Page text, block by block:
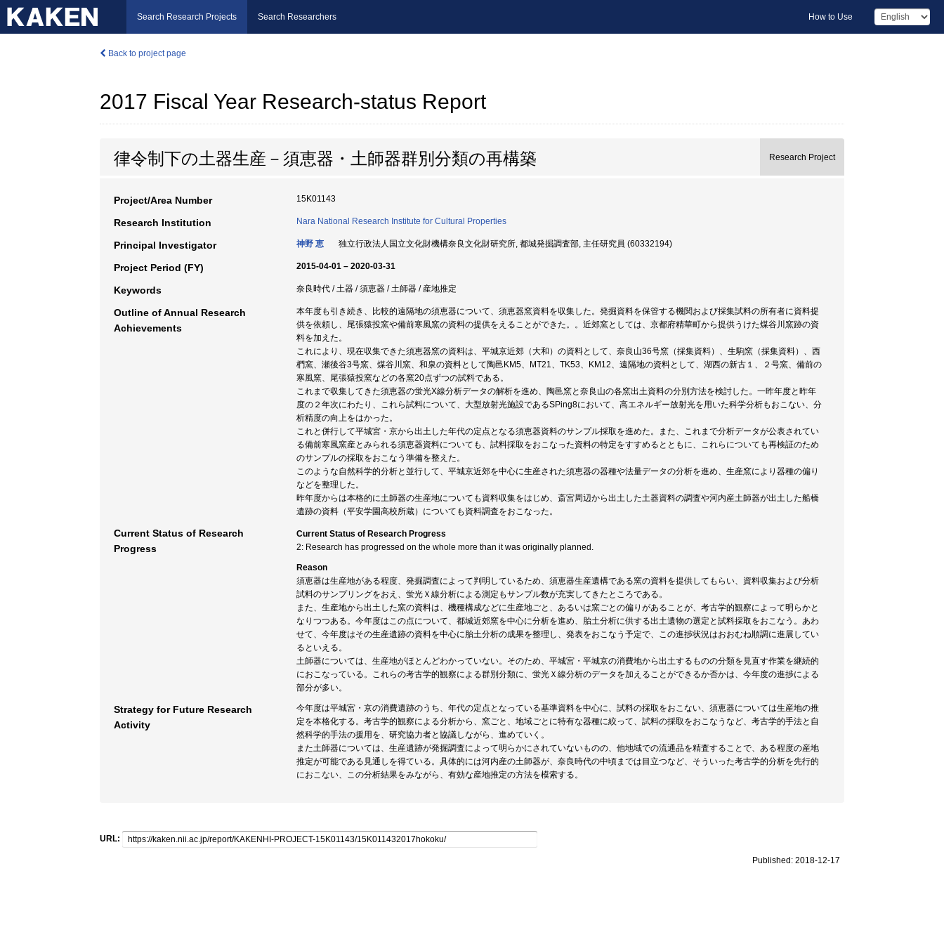
Search Research Projects Search Researchers How to Use
Back to project page
2017 Fiscal Year Research-status Report
律令制下の土器生産－須恵器・土師器群別分類の再構築 Research Project
Project/Area Number 15K01143
Research Institution Nara National Research Institute for Cultural Properties
Principal Investigator 神野 恵 独立行政法人国立文化財機構奈良文化財研究所, 都城発掘調査部, 主任研究員 (60332194)
Project Period (FY) 2015-04-01 – 2020-03-31
Keywords 奈良時代 / 土器 / 須恵器 / 土師器 / 産地推定
Outline of Annual Research
Achievements
本年度も引き続き、比較的遠隔地の須恵器について、須恵器窯資料を収集した。発掘資料を保管する機関および採集試料の所有者に資料提
供を依頼し、尾張猿投窯や備前寒風窯の資料の提供をえることができた。。近郊窯としては、京都府精華町から提供うけた煤谷川窯跡の資
料を加えた。
これにより、現在収集できた須恵器窯の資料は、平城京近郊（大和）の資料として、奈良山36号窯（採集資料）、生駒窯（採集資料）、西
椚窯、瀬後谷3号窯、煤谷川窯、和泉の資料として陶邑KM5、MT21、TK53、KM12、遠隔地の資料として、湖西の新古１、２号窯、備前の
寒風窯、尾張猿投窯などの各窯20点ずつの試料である。
これまで収集してきた須恵器の蛍光X線分析データの解析を進め、陶邑窯と奈良山の各窯出土資料の分別方法を検討した。一昨年度と昨年
度の２年次にわたり、これら試料について、大型放射光施設であるSPing8において、高エネルギー放射光を用いた科学分析もおこない、分
析精度の向上をはかった。
これと併行して平城宮・京から出土した年代の定点となる須恵器資料のサンプル採取を進めた。また、これまで分析データが公表されてい
る備前寒風窯産とみられる須恵器資料についても、試料採取をおこなった資料の特定をすすめるとともに、これらについても再検証のため
のサンプルの採取をおこなう準備を整えた。
このような自然科学的分析と並行して、平城京近郊を中心に生産された須恵器の器種や法量データの分析を進め、生産窯により器種の偏り
などを整理した。
昨年度からは本格的に土師器の生産地についても資料収集をはじめ、斎宮周辺から出土した土器資料の調査や河内産土師器が出土した船橋
遺跡の資料（平安学園高校所蔵）についても資料調査をおこなった。
Current Status of Research
Progress
Current Status of Research Progress
2: Research has progressed on the whole more than it was originally planned.
Reason
須恵器は生産地がある程度、発掘調査によって判明しているため、須恵器生産遺構である窯の資料を提供してもらい、資料収集および分析
試料のサンプリングをおえ、蛍光Ｘ線分析による測定もサンプル数が充実してきたところである。
また、生産地から出土した窯の資料は、機種構成などに生産地ごと、あるいは窯ごとの偏りがあることが、考古学的観察によって明らかと
なりつつある。今年度はこの点について、都城近郊窯を中心に分析を進め、胎土分析に供する出土遺物の選定と試料採取をおこなう。あわ
せて、今年度はその生産遺跡の資料を中心に胎土分析の成果を整理し、発表をおこなう予定で、この進捗状況はおおむね順調に進展してい
るといえる。
土師器については、生産地がほとんどわかっていない。そのため、平城宮・平城京の消費地から出土するものの分類を見直す作業を継続的
におこなっている。これらの考古学的観察による群別分類に、蛍光Ｘ線分析のデータを加えることができるか否かは、今年度の進捗による
部分が多い。
Strategy for Future Research
Activity
今年度は平城宮・京の消費遺跡のうち、年代の定点となっている基準資料を中心に、試料の採取をおこない、須恵器については生産地の推
定を本格化する。考古学的観察による分析から、窯ごと、地域ごとに特有な器種に絞って、試料の採取をおこなうなど、考古学的手法と自
然科学的手法の援用を、研究協力者と協議しながら、進めていく。
また土師器については、生産遺跡が発掘調査によって明らかにされていないものの、他地域での流通品を精査することで、ある程度の産地
推定が可能である見通しを得ている。具体的には河内産の土師器が、奈良時代の中頃までは目立つなど、そういった考古学的分析を先行的
におこない、この分析結果をみながら、有効な産地推定の方法を模索する。
URL:
Published: 2018-12-17